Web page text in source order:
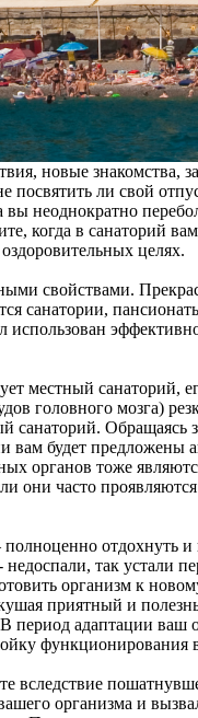
новые
ли свой
неоднократно
когда в санаторий
целях.
свойствами.
санатории,
местный санаторий,
головного мозга)
Обращаясь
вам будет
органов тоже
они часто
отдохнуть и
так устали
организм к
приятный и
период адаптации
организма и